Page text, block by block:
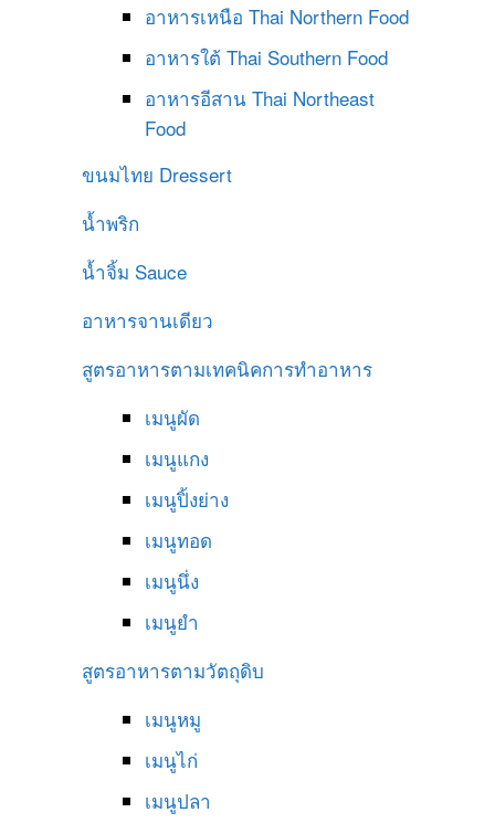
อาหารเหนือ Thai Northern Food
อาหารใต้ Thai Southern Food
อาหารอีสาน Thai Northeast
Food
ขนมไทย Dressert
น้ำพริก
น้ำจิ้ม Sauce
อาหารจานเดียว
สูตรอาหารตามเทคนิคการทำอาหาร
เมนูผัด
เมนูแกง
เมนูปิ้งย่าง
เมนูทอด
เมนูนึ่ง
เมนูยำ
สูตรอาหารตามวัตถุดิบ
เมนูหมู
เมนูไก่
เมนูปลา